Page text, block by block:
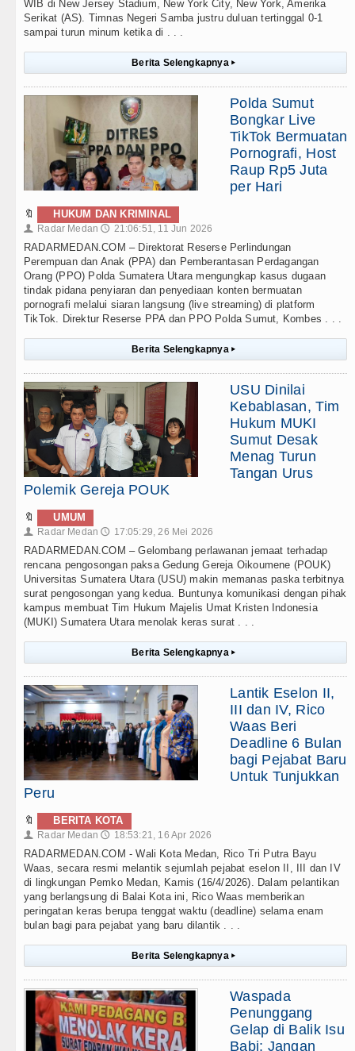
WIB di New Jersey Stadium, New York City, New York, Amerika
Serikat (AS). Timnas Negeri Samba justru duluan tertinggal 0-1
sampai turun minum ketika di . . .
Berita Selengkapnya ▸
Polda Sumut
Bongkar Live
TikTok Bermuatan
Pornografi, Host
Raup Rp5 Juta
per Hari
🔖 HUKUM DAN KRIMINAL
👤 Radar Medan 🕔 21:06:51, 11 Jun 2026
RADARMEDAN.COM – Direktorat Reserse Perlindungan
Perempuan dan Anak (PPA) dan Pemberantasan Perdagangan
Orang (PPO) Polda Sumatera Utara mengungkap kasus dugaan
tindak pidana penyiaran dan penyediaan konten bermuatan
pornografi melalui siaran langsung (live streaming) di platform
TikTok. Direktur Reserse PPA dan PPO Polda Sumut, Kombes . . .
Berita Selengkapnya ▸
USU Dinilai
Kebablasan, Tim
Hukum MUKI
Sumut Desak
Menag Turun
Tangan Urus
Polemik Gereja POUK
🔖 UMUM
👤 Radar Medan 🕔 17:05:29, 26 Mei 2026
RADARMEDAN.COM – Gelombang perlawanan jemaat terhadap
rencana pengosongan paksa Gedung Gereja Oikoumene (POUK)
Universitas Sumatera Utara (USU) makin memanas paska terbitnya
surat pengosongan yang kedua. Buntunya komunikasi dengan pihak
kampus membuat Tim Hukum Majelis Umat Kristen Indonesia
(MUKI) Sumatera Utara menolak keras surat . . .
Berita Selengkapnya ▸
Lantik Eselon II,
III dan IV, Rico
Waas Beri
Deadline 6 Bulan
bagi Pejabat Baru
Untuk Tunjukkan
Peru
🔖 BERITA KOTA
👤 Radar Medan 🕔 18:53:21, 16 Apr 2026
RADARMEDAN.COM - Wali Kota Medan, Rico Tri Putra Bayu
Waas, secara resmi melantik sejumlah pejabat eselon II, III dan IV
di lingkungan Pemko Medan, Kamis (16/4/2026). Dalam pelantikan
yang berlangsung di Balai Kota ini, Rico Waas memberikan
peringatan keras berupa tenggat waktu (deadline) selama enam
bulan bagi para pejabat yang baru dilantik . . .
Berita Selengkapnya ▸
Waspada
Penunggang
Gelap di Balik Isu
Babi: Jangan